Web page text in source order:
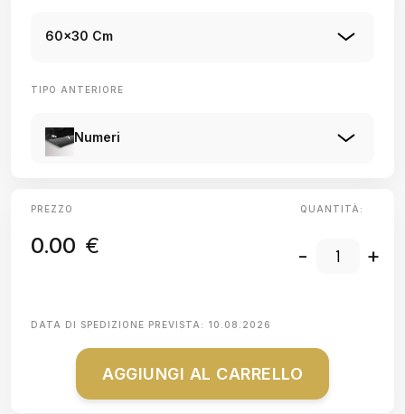
60x30 Cm
TIPO ANTERIORE
Numeri
PREZZO
0.00 €
QUANTITÀ:
- +
DATA DI SPEDIZIONE PREVISTA: 10.08.2026
AGGIUNGI AL CARRELLO